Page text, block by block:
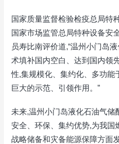
国家质量监督检验检疫总局特
国家市场监管总局特种设备安
员寿比南评价道,“温州小门岛
术填补国内空白、达到国内领
性,集规模化、集约化、多功能
巨大的示范、引领作用。”
未来,温州小门岛液化石油气储
安全、环保、集约优势,为我国
战略储备和灾备能源保障方面